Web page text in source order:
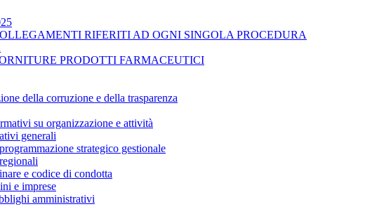
RIFERITI AD OGNI SINGOLA PROCEDURA
PRODOTTI FARMACEUTICI
della corruzione e della trasparenza
su organizzazione e attività
generali
strategico gestionale
e codice di condotta
e imprese
amministrativi